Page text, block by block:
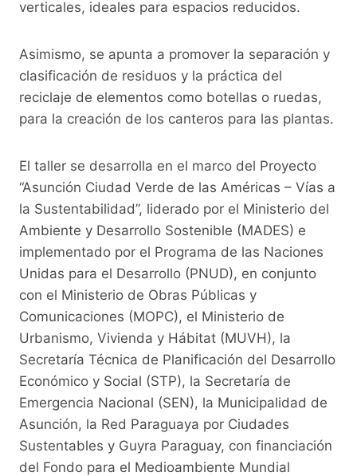
verticales, ideales para espacios reducidos.
Asimismo, se apunta a promover la separación y
clasificación de residuos y la práctica del
reciclaje de elementos como botellas o ruedas,
para la creación de los canteros para las plantas.
El taller se desarrolla en el marco del Proyecto
“Asunción Ciudad Verde de las Américas – Vías a
la Sustentabilidad”, liderado por el Ministerio del
Ambiente y Desarrollo Sostenible (MADES) e
implementado por el Programa de las Naciones
Unidas para el Desarrollo (PNUD), en conjunto
con el Ministerio de Obras Públicas y
Comunicaciones (MOPC), el Ministerio de
Urbanismo, Vivienda y Hábitat (MUVH), la
Secretaría Técnica de Planificación del Desarrollo
Económico y Social (STP), la Secretaría de
Emergencia Nacional (SEN), la Municipalidad de
Asunción, la Red Paraguaya por Ciudades
Sustentables y Guyra Paraguay, con financiación
del Fondo para el Medioambiente Mundial